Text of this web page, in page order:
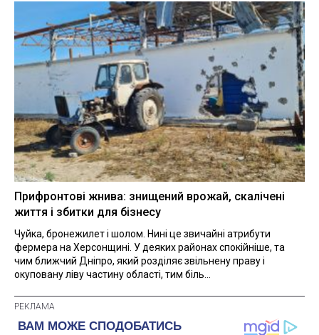
Прифронтові жнива: знищений врожай, скалічені
життя і збитки для бізнесу
Чуйка, бронежилет і шолом. Нині це звичайні атрибути
фермера на Херсонщині. У деяких районах спокійніше, та
чим ближчий Дніпро, який розділяє звільнену праву і
окуповану ліву частину області, тим біль...